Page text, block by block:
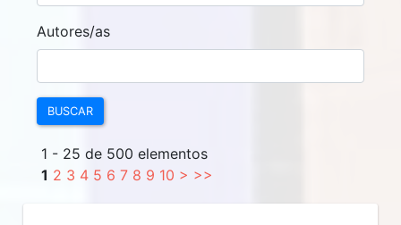
Autores/as
BUSCAR
1 - 25 de 500 elementos
1 2 3 4 5 6 7 8 9 10 > >>